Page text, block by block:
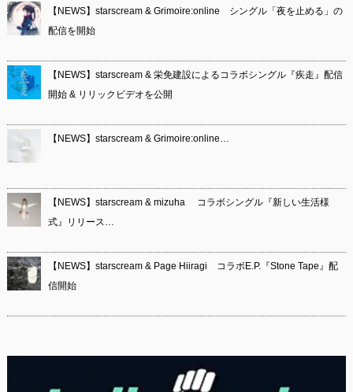
【NEWS】starscream & Grimoire:online シングル「夜を止める」の
配信を開始
【NEWS】starscream & 栄免建設によるコラボシングル『疾走』配信
開始 & リリックビデオを公開
【NEWS】starscream & Grimoire:online…
【NEWS】starscream & mizuha コラボシングル『新しい生活様
式』リリース…
【NEWS】starscream & Page Hiiragi コラボE.P.『Stone Tape』配
信開始